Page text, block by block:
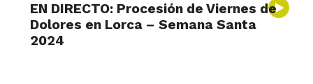
EN DIRECTO: Procesión de Viernes de
Dolores en Lorca – Semana Santa
2024